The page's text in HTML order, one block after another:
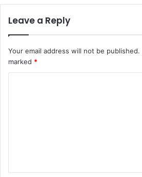
Leave a Reply
Your email address will not be published.
marked *
t